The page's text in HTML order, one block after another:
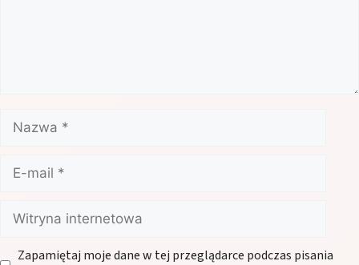
Nazwa
mail
Witryna
internetowa
Zapamiętaj moje dane w tej przeglądarce podczas pisania